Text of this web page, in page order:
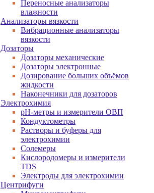
Переносные анализаторы
влажности
Анализаторы вязкости
Вибрационные анализаторы
вязкости
Дозаторы
Дозаторы механические
Дозаторы электронные
Дозирование больших объёмов
жидкости
Наконечники для дозаторов
Электрохимия
pH-метры и измерители ОВП
Кондуктометры
Растворы и буферы для
электрохимии
Солемеры
Кислородомеры и измерители
TDS
Электроды для электрохимии
Центрифуги